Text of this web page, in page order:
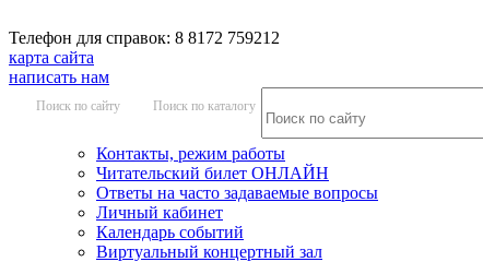
Телефон для справок: 8 8172 759212
карта сайта
написать нам
Поиск по сайту Поиск по каталогу
Контакты, режим работы
Читательский билет ОНЛАЙН
Ответы на часто задаваемые вопросы
Личный кабинет
Календарь событий
Виртуальный концертный зал